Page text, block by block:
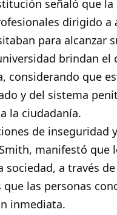
señaló que
dirigido
para alcanzar
brindan el
considerando que
y del sistema
la ciudadanía.
de
manifestó que
sociedad, a través
las personas
inmediata.